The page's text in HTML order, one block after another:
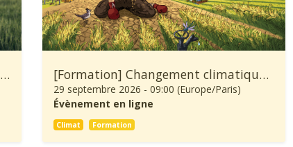
[Formation] Prise en main du service climatique Climadiag Agriculture et Forêt [Formation] Changement climatique: À quoi se préparer et comment s’adapter ?
29 septembre 2026 - 09:00 (Europe/Paris)
Évènement en ligne
Climat Formation